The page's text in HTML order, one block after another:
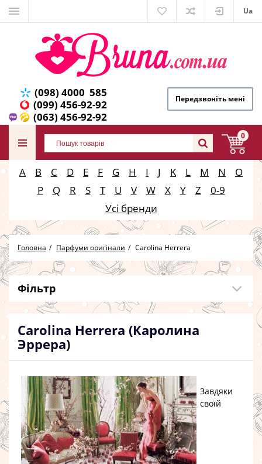
Ua
(098) 4000 585
(099) 456-92-92
(063) 456-92-92
Передзвоніть мені
0
A B C D E F G H I J K L M N
O
P
Q R S T U V W X Y Z
0-9
Усі бренди
Головна Парфуми оригінали Carolina Herrera
Фільтр
Carolina Herrera (Каролина
Эррера)
Завдяки
своїй